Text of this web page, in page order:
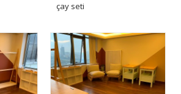
çay seti